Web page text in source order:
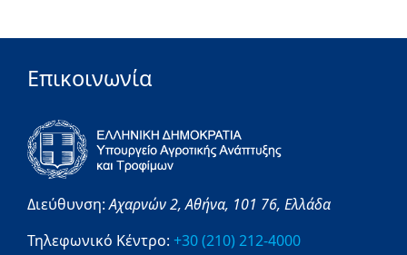
Επικοινωνία
Διεύθυνση:Αχαρνών 2,Αθήνα, 101 76, Ελλάδα
Τηλεφωνικό Κέντρο: +30 (210) 212-4000